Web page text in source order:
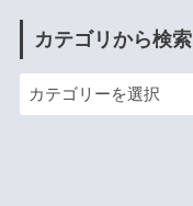
カテゴリから検索